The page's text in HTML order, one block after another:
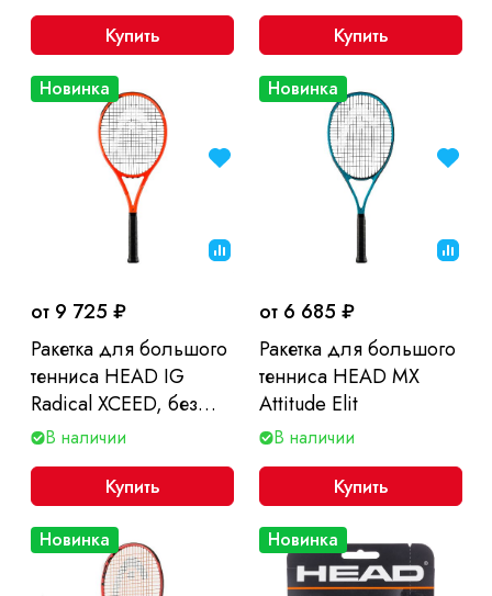
Купить Купить
Новинка
от 9 725 ₽
Ракетка для большого
тенниса HEAD IG
Radical XCEED, без
чехла
В наличии
Купить
Новинка
от 6 685 ₽
Ракетка для большого
тенниса HEAD MX
Attitude Elit
В наличии
Купить
Новинка Новинка